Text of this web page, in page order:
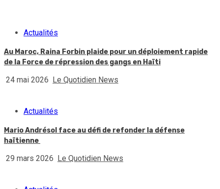
Actualités
Au Maroc, Raina Forbin plaide pour un déploiement rapide
de la Force de répression des gangs en Haïti
24 mai 2026 Le Quotidien News
Actualités
Mario Andrésol face au défi de refonder la défense
haïtienne
29 mars 2026 Le Quotidien News